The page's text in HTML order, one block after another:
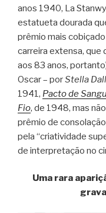
anos 1940, La
estatueta dourada
prêmio mais
carreira extensa, que
aos 83 anos,
Oscar – porStella
1941, Pacto de
Fio, de 1948, mas
prêmio de
pela “criatividade
de interpretação no
Uma rara